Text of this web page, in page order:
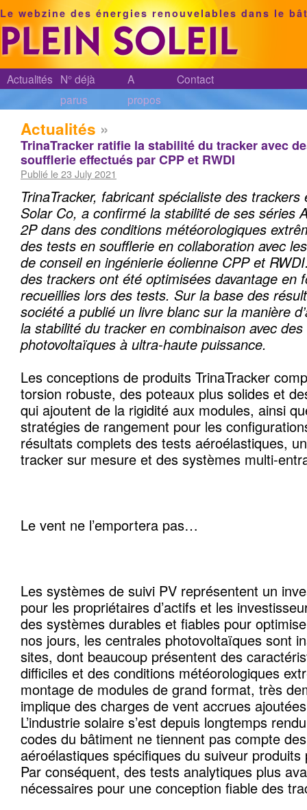
Le webzine des énergies renouvelables dans le
Actualités N° déjà
parus
A
propos
Contact
Actualités »
TrinaTracker ratifie la stabilité du tracker avec
soufflerie effectués par CPP et RWDI
Publié le 23 July 2021
TrinaTracker, fabricant spécialiste des trackers
Solar Co, a confirmé la stabilité de ses séries
2P dans des conditions météorologiques
des tests en soufflerie en collaboration avec
de conseil en ingénierie éolienne CPP et
des trackers ont été optimisées davantage en
recueillies lors des tests. Sur la base des
société a publié un livre blanc sur la manière
la stabilité du tracker en combinaison avec
photovoltaïques à ultra-haute puissance.
Les conceptions de produits TrinaTracker
torsion robuste, des poteaux plus solides et
qui ajoutent de la rigidité aux modules, ainsi
stratégies de rangement pour les
résultats complets des tests aéroélastiques,
tracker sur mesure et des systèmes multi-
Le vent ne l’emportera pas…
Les systèmes de suivi PV représentent un
pour les propriétaires d’actifs et les
des systèmes durables et fiables pour
nos jours, les centrales photovoltaïques sont
sites, dont beaucoup présentent des
difficiles et des conditions météorologiques
montage de modules de grand format, très
implique des charges de vent accrues
L’industrie solaire s’est depuis longtemps
codes du bâtiment ne tiennent pas compte
aéroélastiques spécifiques du suiveur produits
Par conséquent, des tests analytiques plus
nécessaires pour une conception fiable des